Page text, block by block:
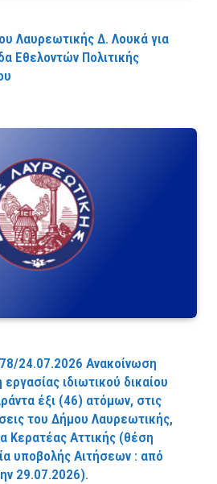
Λαυρεωτικής Δ. Λουκά για
Εθελοντών Πολιτικής
24.07.2026 Ανακοίνωση
ιδιωτικού δικαίου
έξι (46) ατόμων, στις
του Δήμου Λαυρεωτικής,
Κερατέας Αττικής (θέση
υποβολής Αιτήσεων : από
29.07.2026).